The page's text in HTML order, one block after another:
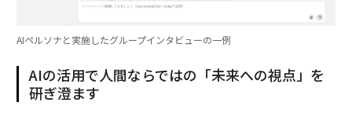
AIペルソナと実施したグループインタビューの一例
AIの活用で人間ならではの「未来への視点」を
研ぎ澄ます